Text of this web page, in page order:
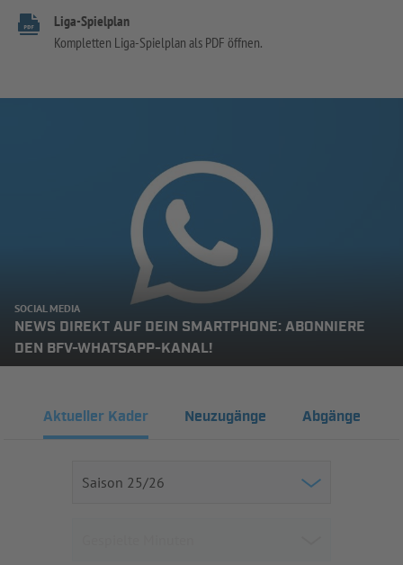
Liga-Spielplan
Kompletten Liga-Spielplan als PDF öffnen.
SOCIAL MEDIA
NEWS DIREKT AUF DEIN SMARTPHONE: ABONNIERE
DEN BFV-WHATSAPP-KANAL!
Aktueller Kader Neuzugänge Abgänge